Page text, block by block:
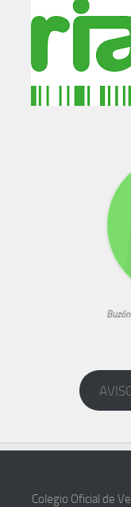
Colegio Oficial de